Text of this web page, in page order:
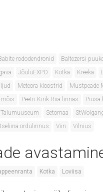
rododendronid Baltezersi
JõuluEXPO Kotka Kreeka
Meteora kloostrid Mustpeade
mõis Peetri Kirik Riia linnas Piusa
Talumuuseum Setomaa
ordulinnus Viin Vilnius
Kotka Loviisa